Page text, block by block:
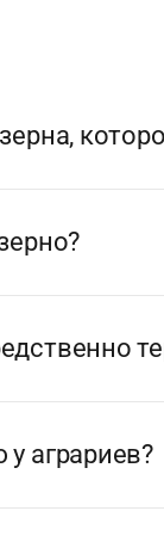
аграриев?